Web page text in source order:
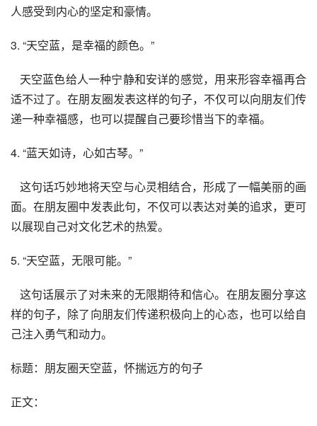
人感受到内心的坚定和豪情。
3. “天空蓝，是幸福的颜色。”
适不过了。在朋友圈发表这样的句子，不仅可以向朋友们传
递一种幸福感，也可以提醒自己要珍惜当下的幸福。
4. “蓝天如诗，心如古琴。”
面。在朋友圈中发表此句，不仅可以表达对美的追求，更可
以展现自己对文化艺术的热爱。
5. “天空蓝，无限可能。”
样的句子，除了向朋友们传递积极向上的心态，也可以给自
己注入勇气和动力。
标题：朋友圈天空蓝，怀揣远方的句子
正文：